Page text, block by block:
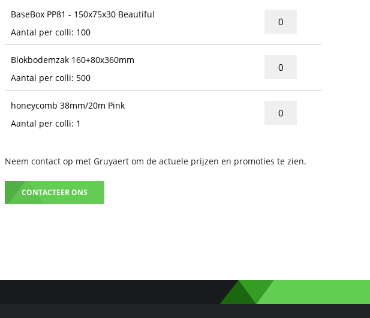
productitems
BaseBox PP81 - 150x75x30 Beautiful
Aantal per colli: 100
Blokbodemzak 160+80x360mm
Aantal per colli: 500
honeycomb 38mm/20m Pink
Aantal per colli: 1
Neem contact op met Gruyaert om de actuele prijzen en promoties te zien.
CONTACTEER ONS